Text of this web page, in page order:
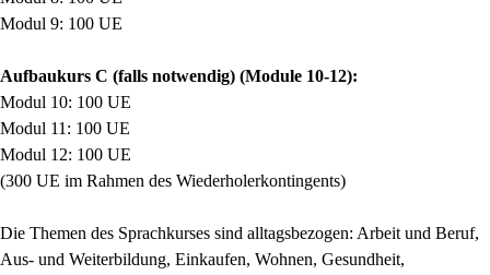
Modul 9: 100 UE
Aufbaukurs C (falls notwendig) (Module 10-12):
Modul 10: 100 UE
Modul 11: 100 UE
Modul 12: 100 UE
(300 UE im Rahmen des Wiederholerkontingents)
Die Themen des Sprachkurses sind alltagsbezogen: Arbeit und Beruf,
Aus- und Weiterbildung, Einkaufen, Wohnen, Gesundheit,